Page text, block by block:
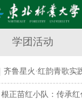
学团活动
韵青歌实践小分队：立于时间
正苗红小队：传承红色